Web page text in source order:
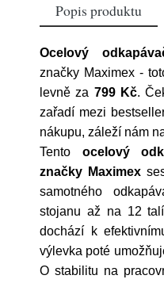
Popis produktu
Ocelový
značky Maximex-
levně za 799 Kč.
zařadí mezi
nákupu, záleží nám
Tento ocelový
značky Maximex
samotného
stojanu až na 12
dochází k
výlevka poté
O stabilitu na